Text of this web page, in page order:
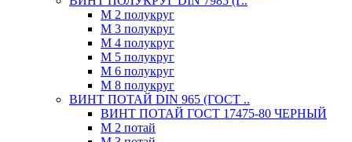
М 2 полукруг
М 3 полукруг
М 4 полукруг
М 5 полукруг
М 6 полукруг
М 8 полукруг
ВИНТ ПОТАЙ DIN 965 (ГОСТ ..
ВИНТ ПОТАЙ ГОСТ 17475-80 ЧЕРНЫЙ
М 2 потай